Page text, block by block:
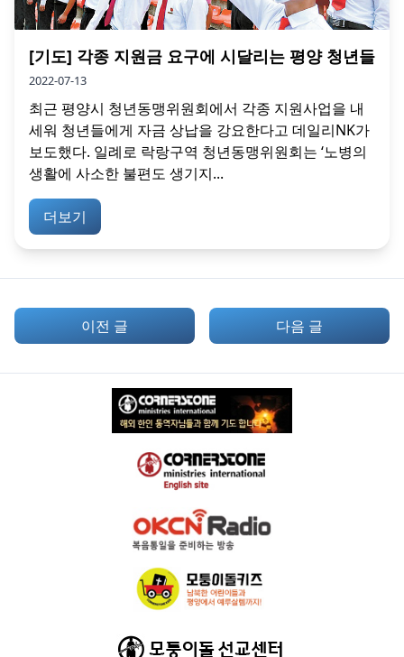
[기도] 각종 지원금 요구에 시달리는 평양 청년들
2022-07-13
최근 평양시 청년동맹위원회에서 각종 지원사업을 내
세워 청년들에게 자금 상납을 강요한다고 데일리NK가
보도했다. 일례로 락랑구역 청년동맹위원회는 ‘노병의
생활에 사소한 불편도 생기지...
더보기
이전 글 다음 글